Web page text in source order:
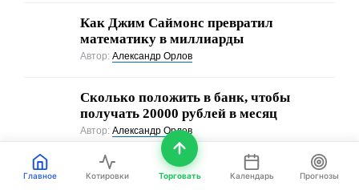
Как Джим Саймонс превратил
математику в миллиарды
Автор:Александр Орлов
Сколько положить в банк, чтобы
получать 20000 рублей в месяц
Автор:Александр Орлов
Как создать торгового робота без опыта
Главное Котировки Торговать Календарь Прогнозы